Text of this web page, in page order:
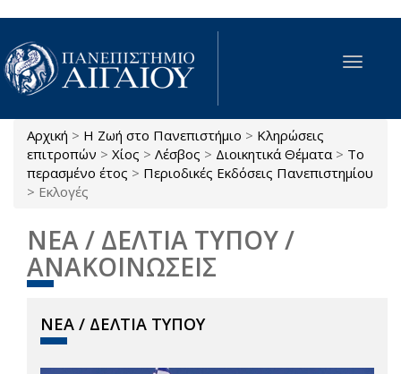
Παράκαμψη προς το κυρίως περιεχόμενο
Toggle
Είστε εδώ
Αρχική > Η Ζωή στο Πανεπιστήμιο > Κληρώσεις
επιτροπών > Χίος > Λέσβος > Διοικητικά Θέματα > Το
περασμένο έτος > Περιοδικές Εκδόσεις Πανεπιστημίου
> Εκλογές
ΝΕΑ / ΔΕΛΤΙΑ ΤΥΠΟΥ /
ΑΝΑΚΟΙΝΩΣΕΙΣ
ΝΕΑ / ΔΕΛΤΙΑ ΤΥΠΟΥ